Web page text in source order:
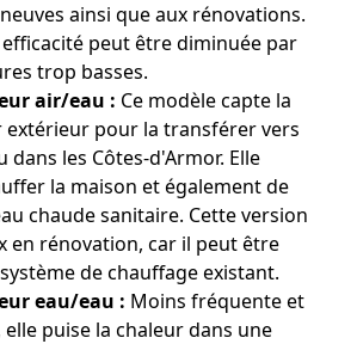
ainsi que aux rénovations.
peut être diminuée par
trop basses.
air/eau : Ce modèle capte la
extérieur pour la transférer vers
dans les Côtes-d'Armor. Elle
la maison et également de
chaude sanitaire. Cette version
en rénovation, car il peut être
de chauffage existant.
eau/eau : Moins fréquente et
puise la chaleur dans une